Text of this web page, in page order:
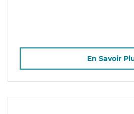
En Savoir